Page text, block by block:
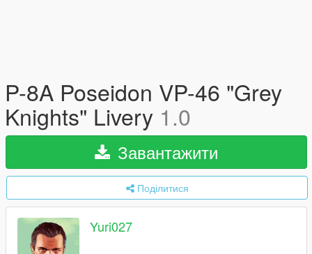
P-8A Poseidon VP-46 "Grey
Knights" Livery 1.0
Завантажити
Поділитися
Yuri027